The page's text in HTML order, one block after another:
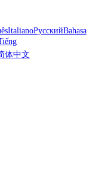
ItalianoРусскийBahasa
体中文